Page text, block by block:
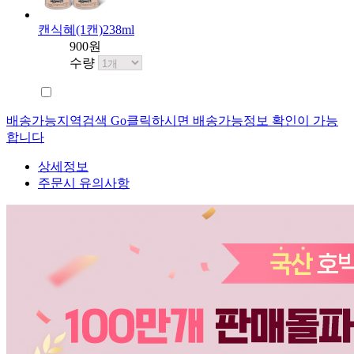
캔식혜(1캔)238ml
900원
수량
배송가능지역검색 Go클릭하시면 배송가능정보 확인이 가능
합니다
상세정보
주문시 유의사항